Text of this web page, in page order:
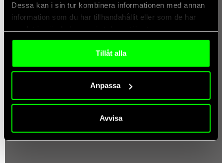
Dessa kan i sin tur kombinera informationen med annan
information som du har tillhandahållit eller som de har
Tillåt alla
Anpassa
Avvisa